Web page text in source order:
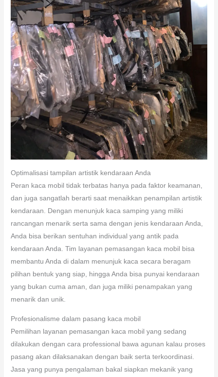
Optimalisasi tampilan artistik kendaraan Anda
Peran kaca mobil tidak terbatas hanya pada faktor keamanan,
dan juga sangatlah berarti saat menaikkan penampilan artistik
kendaraan. Dengan menunjuk kaca samping yang miliki
rancangan menarik serta sama dengan jenis kendaraan Anda,
Anda bisa berikan sentuhan individual yang antik pada
kendaraan Anda. Tim layanan pemasangan kaca mobil bisa
membantu Anda di dalam menunjuk kaca secara beragam
pilihan bentuk yang siap, hingga Anda bisa punyai kendaraan
yang bukan cuma aman, dan juga miliki penampakan yang
menarik dan unik.
Profesionalisme dalam pasang kaca mobil
Pemilihan layanan pemasangan kaca mobil yang sedang
dilakukan dengan cara professional bawa agunan kalau proses
pasang akan dilaksanakan dengan baik serta terkoordinasi.
Jasa yang punya pengalaman bakal siapkan mekanik yang